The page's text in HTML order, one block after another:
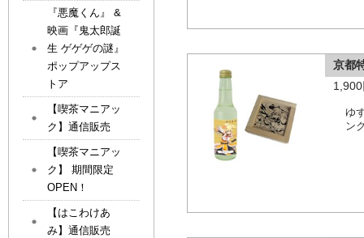
京都
ゆ
ン
『悪魔くん』 &
映画『鬼太郎誕
生 ゲゲゲの謎』
ポップアップス
トア
【喫茶マニアッ
ク】通信販売
【喫茶マニアッ
ク】 期間限定
OPEN！
【はこわけあ
み】通信販売